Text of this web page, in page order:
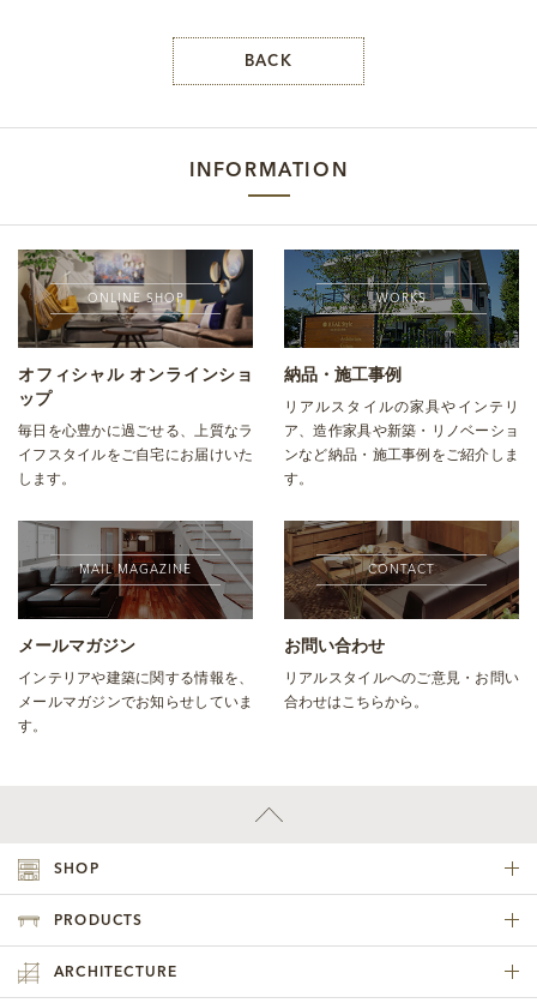
BACK
INFORMATION
ONLINE SHOP
オフィシャル オンラインショ
ップ
毎日を心豊かに過ごせる、上質なラ
イフスタイルをご自宅にお届けいた
します。
WORKS
納品・施工事例
リアルスタイルの家具やインテリ
ア、造作家具や新築・リノベーショ
ンなど納品・施工事例をご紹介しま
す。
MAIL MAGAZINE
メールマガジン
インテリアや建築に関する情報を、
メールマガジンでお知らせしていま
す。
CONTACT
お問い合わせ
リアルスタイルへのご意見・お問い
合わせはこちらから。
SHOP
PRODUCTS
ARCHITECTURE